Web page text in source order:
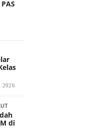
2026
di